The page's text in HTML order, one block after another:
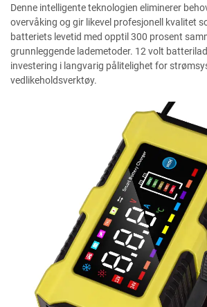
Denne intelligente teknologien eliminerer
overvåking og gir likevel profesjonell kvalitet
batteriets levetid med opptil 300 prosent
grunnleggende lademetoder. 12 volt
investering i langvarig pålitelighet for
vedlikeholdsverktøy.